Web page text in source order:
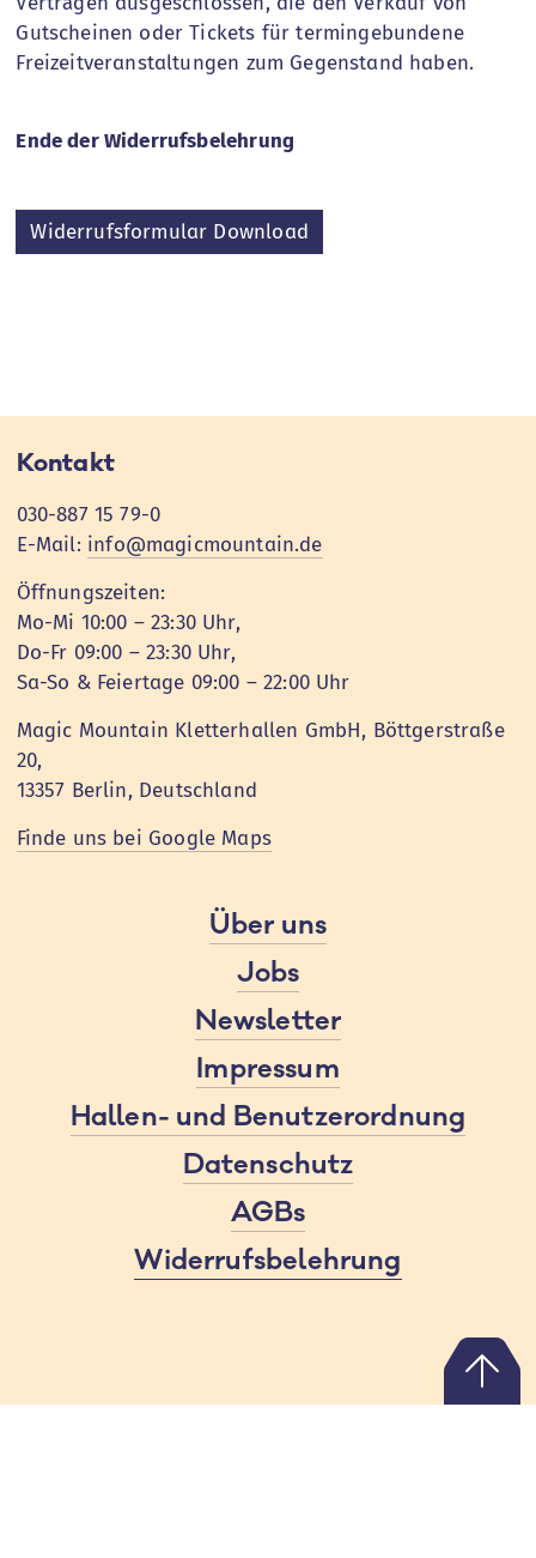
Gutscheinen oder Tickets für termingebundene
Freizeitveranstaltungen zum Gegenstand haben.
Ende der Widerrufsbelehrung
Widerrufsformular Download
Kontakt
030-887 15 79-0
E-Mail: info@magicmountain.de
Öffnungszeiten:
Mo-Mi 10:00 – 23:30 Uhr,
Do-Fr 09:00 – 23:30 Uhr,
Sa-So & Feiertage 09:00 – 22:00 Uhr
Magic Mountain Kletterhallen GmbH, Böttgerstraße
20,
13357 Berlin, Deutschland
Finde uns bei Google Maps
Über uns
Jobs
Newsletter
Impressum
Hallen- und Benutzerordnung
Datenschutz
AGBs
Widerrufsbelehrung